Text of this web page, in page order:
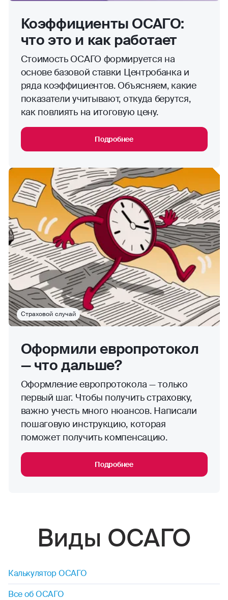
Коэффициенты ОСАГО:
что это и как работает
Стоимость ОСАГО формируется на
основе базовой ставки Центробанка и
ряда коэффициентов. Объясняем, какие
показатели учитывают, откуда берутся,
как повлиять на итоговую цену.
Подробнее
Страховой случай
Оформили европротокол
— что дальше?
Оформление европротокола — только
первый шаг. Чтобы получить страховку,
важно учесть много нюансов. Написали
пошаговую инструкцию, которая
поможет получить компенсацию.
Подробнее
Виды ОСАГО
Калькулятор ОСАГО
Все об ОСАГО